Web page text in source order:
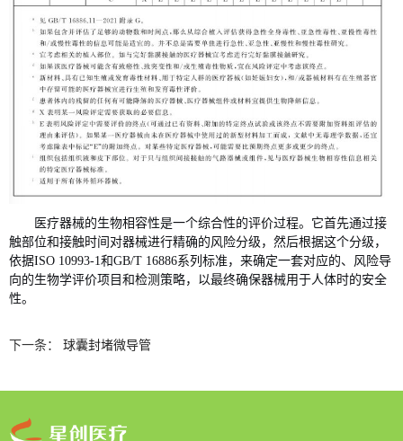
医疗器械的生物相容性是一个综合性的评价过程。它首先通过接
触部位和接触时间对器械进行精确的风险分级，然后根据这个分级，
依据ISO 10993-1和GB/T 16886系列标准，来确定一套对应的、风险导
向的生物学评价项目和检测策略，以最终确保器械用于人体时的安全
性。
下一条： 球囊封堵微导管